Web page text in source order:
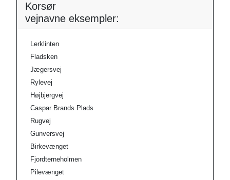
Korsør
vejnavne eksempler:
Lerklinten
Fladsken
Jægersvej
Rylevej
Højbjergvej
Caspar Brands Plads
Rugvej
Gunversvej
Birkevænget
Fjordterneholmen
Pilevænget